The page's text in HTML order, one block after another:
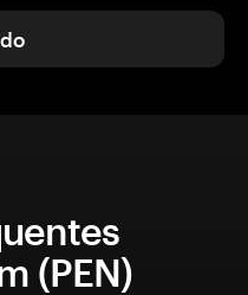
(PEN)